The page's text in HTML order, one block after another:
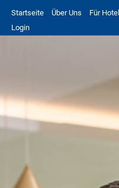
Startseite Über Uns Für
Login